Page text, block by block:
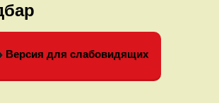
Версия для слабовидящих